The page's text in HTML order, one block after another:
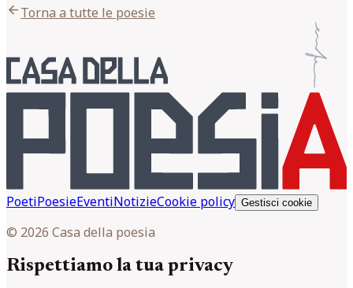
arrow_backTorna a tutte le poesie
PoetiPoesieEventiNotizieCookie policy Gestisci cookie
© 2026 Casa della poesia
Rispettiamo la tua privacy